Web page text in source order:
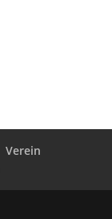
Verein